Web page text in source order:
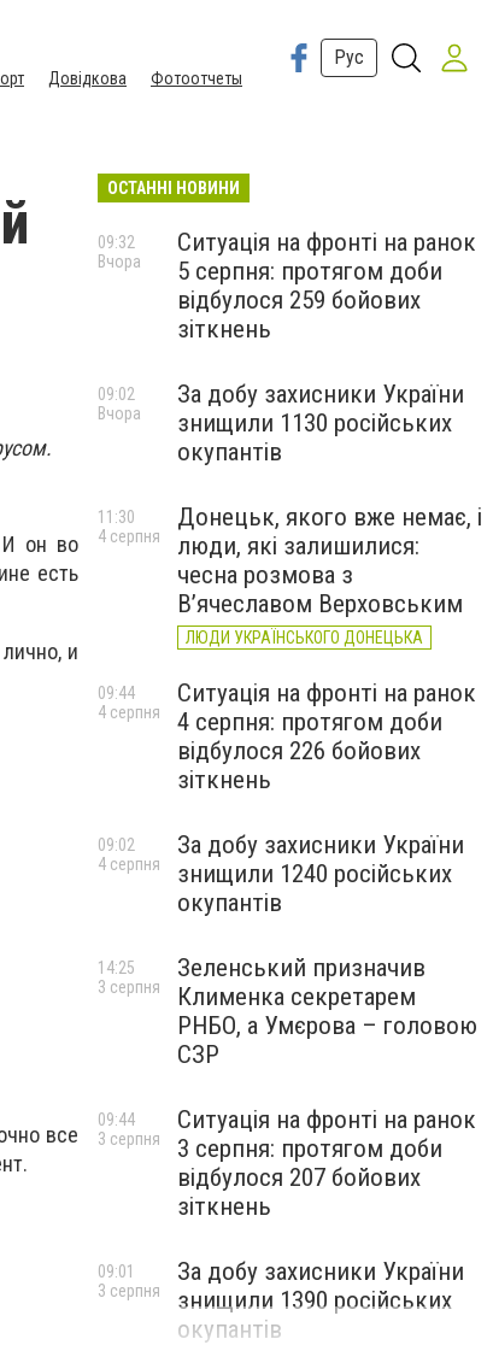
Довідкова Фотоотчеты
Рус
И он во
есть
и
все
ОСТАННІ НОВИНИ
Ситуація на фронті на ранок
5 серпня: протягом доби
відбулося 259 бойових
зіткнень
09:32
Вчора
За добу захисники України
знищили 1130 російських
окупантів
09:02
Вчора
Донецьк, якого вже немає, і
люди, які залишилися:
чесна розмова з
В’ячеславом Верховським
ЛЮДИ УКРАЇНСЬКОГО ДОНЕЦЬКА
11:30
4 серпня
Ситуація на фронті на ранок
4 серпня: протягом доби
відбулося 226 бойових
зіткнень
09:44
4 серпня
За добу захисники України
знищили 1240 російських
окупантів
09:02
4 серпня
Зеленський призначив
Клименка секретарем
РНБО, а Умєрова – головою
СЗР
14:25
3 серпня
Ситуація на фронті на ранок
3 серпня: протягом доби
відбулося 207 бойових
зіткнень
09:44
3 серпня
За добу захисники України
знищили 1390 російських
окупантів
09:01
3 серпня